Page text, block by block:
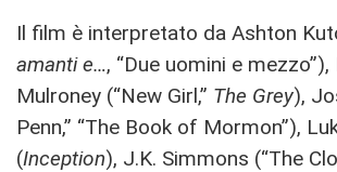
Il film è interpretato da Ashton
amanti e…, “Due uomini e
Mulroney (“New Girl,” The Grey),
Penn,” “The Book of Mormon”),
(Inception), J.K. Simmons (“The